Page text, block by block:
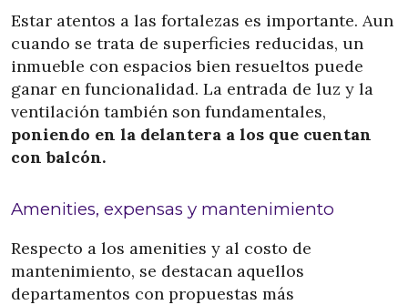
Estar atentos a las fortalezas es importante. Aun
cuando se trata de superficies reducidas, un
inmueble con espacios bien resueltos puede
ganar en funcionalidad. La entrada de luz y la
ventilación también son fundamentales,
poniendo en la delantera a los que cuentan
con balcón.
Amenities, expensas y mantenimiento
Respecto a los amenities y al costo de
mantenimiento, se destacan aquellos
departamentos con propuestas más